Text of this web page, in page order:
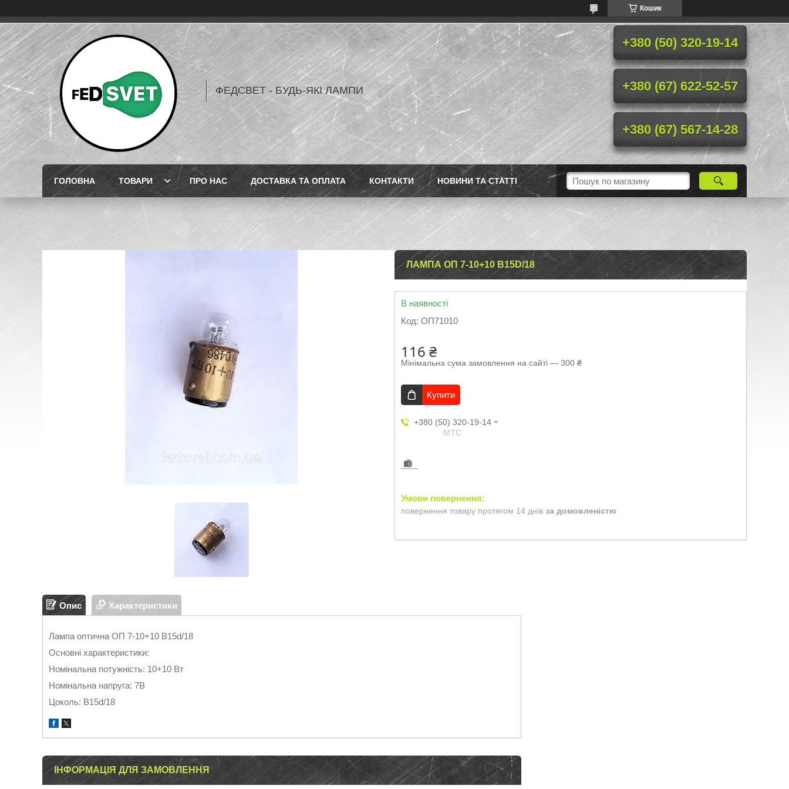
Кошик
ФЕДСВЕТ - БУДЬ-ЯКІ ЛАМПИ
+380 (50) 320-19-14
+380 (67) 622-52-57
+380 (67) 567-14-28
ГОЛОВНА ТОВАРИ ПРО НАС ДОСТАВКА ТА ОПЛАТА КОНТАКТИ НОВИНИ ТА СТАТТІ
ЛАМПА ОП 7-10+10 B15D/18
В наявності
Код: ОП71010
116 ₴
Мінімальна сума замовлення на сайті — 300 ₴
Купити
+380 (50) 320-19-14
МТС
повернення товару протягом 14 днів за домовленістю
Опис Характеристики
Лампа оптична ОП 7-10+10 B15d/18
Основні характеристики:
Номінальна потужність: 10+10 Вт
Номінальна напруга: 7В
Цоколь: B15d/18
ІНФОРМАЦІЯ ДЛЯ ЗАМОВЛЕННЯ